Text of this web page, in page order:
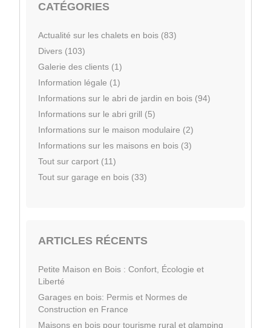
CATÉGORIES
Actualité sur les chalets en bois (83)
Divers (103)
Galerie des clients (1)
Information légale (1)
Informations sur le abri de jardin en bois (94)
Informations sur le abri grill (5)
Informations sur le maison modulaire (2)
Informations sur les maisons en bois (3)
Tout sur carport (11)
Tout sur garage en bois (33)
ARTICLES RÉCENTS
Petite Maison en Bois : Confort, Écologie et
Liberté
Garages en bois: Permis et Normes de
Construction en France
Maisons en bois pour tourisme rural et glamping